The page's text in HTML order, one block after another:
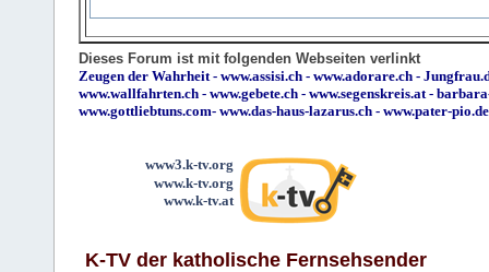
Dieses Forum ist mit folgenden Webseiten verlinkt
Zeugen der Wahrheit - www.assisi.ch - www.adorare.ch -
www.wallfahrten.ch - www.gebete.ch - www.segenskreis.at -
www.gottliebtuns.com- www.das-haus-lazarus.ch - www.pater-pio.de
www3.k-tv.org
www.k-tv.org
www.k-tv.at
K-TV der katholische Fernsehsender